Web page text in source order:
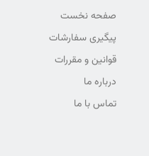
صفحه نخست
پیگیری سفارشات
قوانین و مقررات
درباره ما
تماس با ما